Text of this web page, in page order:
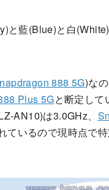
と藍(Blue)と白
888 5G)な
Plus 5Gと断定して
AN10)は3.0GHz、
ているので現時点で